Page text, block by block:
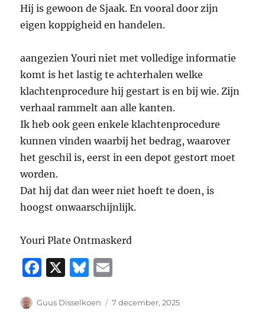
Hij is gewoon de Sjaak. En vooral door zijn
eigen koppigheid en handelen.
aangezien Youri niet met volledige informatie
komt is het lastig te achterhalen welke
klachtenprocedure hij gestart is en bij wie. Zijn
verhaal rammelt aan alle kanten.
Ik heb ook geen enkele klachtenprocedure
kunnen vinden waarbij het bedrag, waarover
het geschil is, eerst in een depot gestort moet
worden.
Dat hij dat dan weer niet hoeft te doen, is
hoogst onwaarschijnlijk.
Youri Plate Ontmaskerd
F
c
X
B
e ai
Auteur
Guus Disselkoen
Geplaatst
7 december, 2025